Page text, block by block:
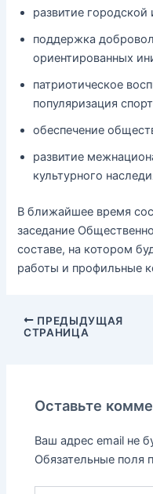
развитие
поддержка
ориентированных
патриотическое
популяризация
обеспечение
развитие
культурного
В ближайшее время
заседание
составе, на котором
работы и профильные
ПРЕДЫДУЩАЯ
СТРАНИЦА
Оставьте
Ваш адрес email не
Обязательные поля